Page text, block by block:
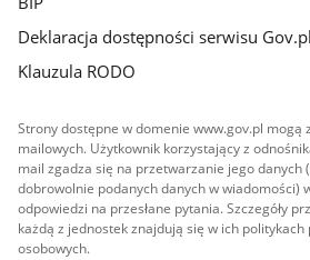
Deklaracja dostępności serwisu Gov.pl
Klauzula RODO
Strony dostępne w domenie www.gov.pl mogą
mailowych. Użytkownik korzystający z
mail zgadza się na przetwarzanie jego danych
dobrowolnie podanych danych w wiadomości)
odpowiedzi na przesłane pytania. Szczegóły
każdą z jednostek znajdują się w ich
osobowych.